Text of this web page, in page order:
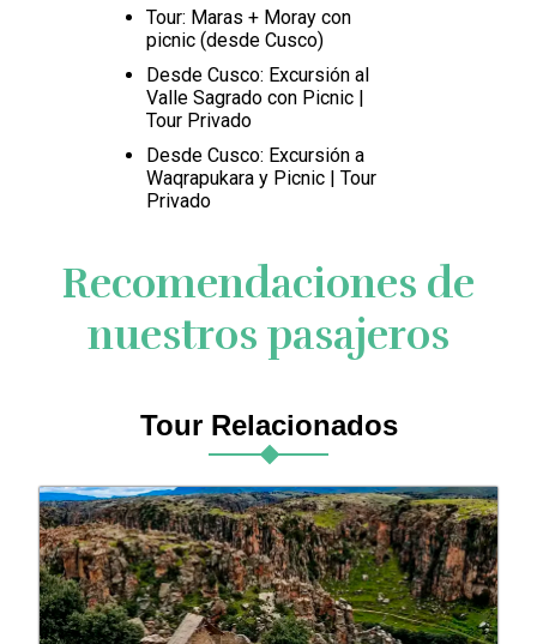
Tour: Maras + Moray con
picnic (desde Cusco)
Desde Cusco: Excursión al
Valle Sagrado con Picnic |
Tour Privado
Desde Cusco: Excursión a
Waqrapukara y Picnic | Tour
Privado
Recomendaciones de
nuestros pasajeros
Tour Relacionados